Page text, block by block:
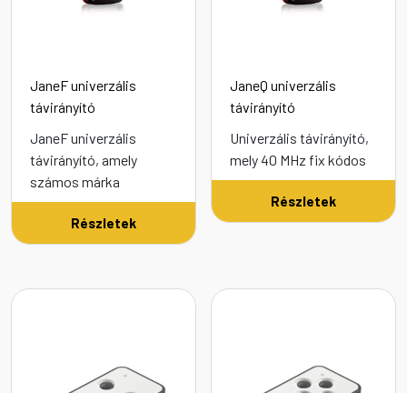
JaneF univerzális
távirányító
JaneF univerzális
távirányító, amely
számos márka
Részletek
JaneQ univerzális
távirányító
Univerzális távirányító,
mely 40 MHz fix kódos
Részletek